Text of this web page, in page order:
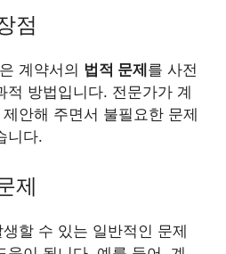
점
계약서의 법적 문제를 사전
적 방법입니다. 전문가가 계
안해 주면서 불필요한 문제
니다.
제
할 수 있는 일반적인 문제